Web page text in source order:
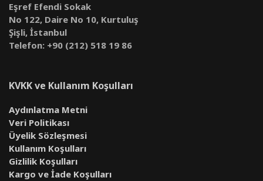
Eşref Efendi Sokak
No 122, Daire No 10, Kurtuluş
Şişli, İstanbul
Telefon: +90 (212) 518 19 86
KVKK ve Kullanım Koşulları
Aydınlatma Metni
Veri Politikası
Üyelik Sözleşmesi
Kullanım Koşulları
Gizlilik Koşulları
Kargo ve İade Koşulları